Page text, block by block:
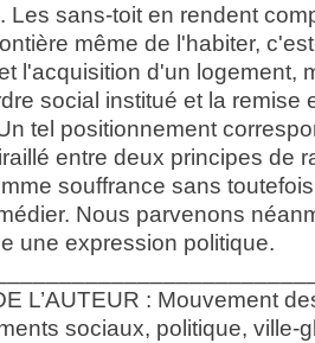
Les sans-toit en rendent
même de l'habiter,
l'acquisition d'un logement,
social institué et la remise
tel positionnement
entre deux principes de
souffrance sans
Nous parvenons
une expression politique.
L’AUTEUR : Mouvement
sociaux, politique, ville-